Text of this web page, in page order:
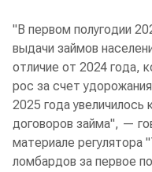
"В первом полугодии
выдачи займов
отличие от 2024 года,
рос за счет
2025 года
договоров займа", —
материале регулятора
ломбардов за первое